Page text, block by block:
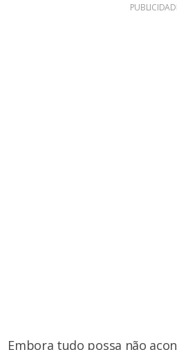
Embora tudo possa não